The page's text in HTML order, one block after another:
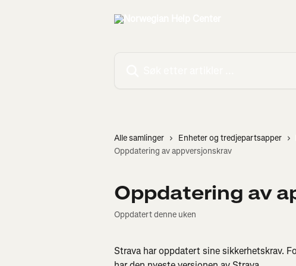
Alle samlinger Enheter og tredjepartsapper
Oppdatering av appversjonskrav
Oppdatering av
Oppdatert denne uken
Strava har oppdatert sine sikkerhetskrav.